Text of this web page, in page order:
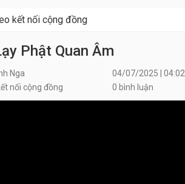
kết nối cộng đồng
Phật Quan Âm
Nga
04/07/2025 | 04:02
nối cộng đồng
0 bình luận